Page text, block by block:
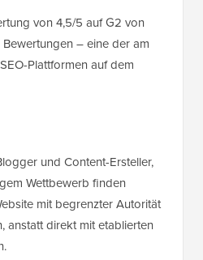
von 4,5/5 auf G2 von
– eine der am
Plattformen auf dem
und Content-Ersteller,
Wettbewerb finden
mit begrenzter Autorität
anstatt direkt mit etablierten